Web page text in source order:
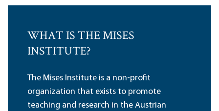
WHAT IS THE MISES
INSTITUTE?
The Mises Institute is a non-profit
organization that exists to promote
teaching and research in the Austrian